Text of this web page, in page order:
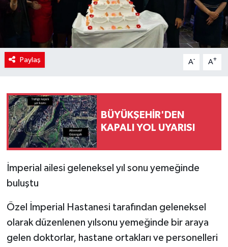
Paylaş A- A+
BÜYÜKŞEHİR'DEN
KAPALI YOL UYARISI
İmperial ailesi geleneksel yıl sonu yemeğinde
buluştu
Özel İmperial Hastanesi tarafından geleneksel
olarak düzenlenen yılsonu yemeğinde bir araya
gelen doktorlar, hastane ortakları ve personelleri